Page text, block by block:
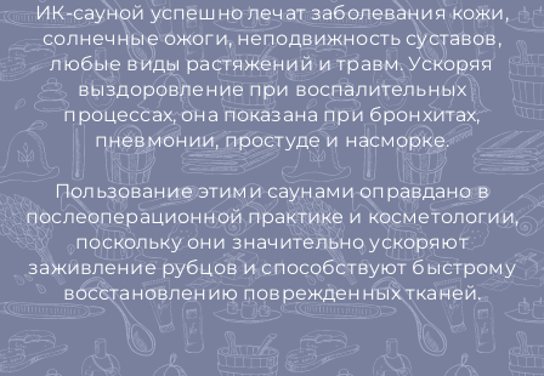
ИК-сауной успешно лечат заболевания кожи,
солнечные ожоги, неподвижность суставов,
любые виды растяжений и травм. Ускоряя
выздоровление при воспалительных
процессах, она показана при бронхитах,
пневмонии, простуде и насморке.
Пользование этими саунами оправдано в
послеоперационной практике и косметологии,
поскольку они значительно ускоряют
заживление рубцов и способствуют быстрому
восстановлению поврежденных тканей.